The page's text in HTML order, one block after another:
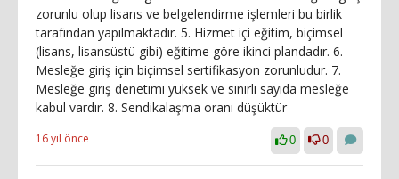
zorunlu olup lisans ve belgelendirme işlemleri bu birlik
tarafından yapılmaktadır. 5. Hizmet içi eğitim, biçimsel
(lisans, lisansüstü gibi) eğitime göre ikinci plandadır. 6.
Mesleğe giriş için biçimsel sertifikasyon zorunludur. 7.
Mesleğe giriş denetimi yüksek ve sınırlı sayıda mesleğe
kabul vardır. 8. Sendikalaşma oranı düşüktür
16 yıl önce 0 0